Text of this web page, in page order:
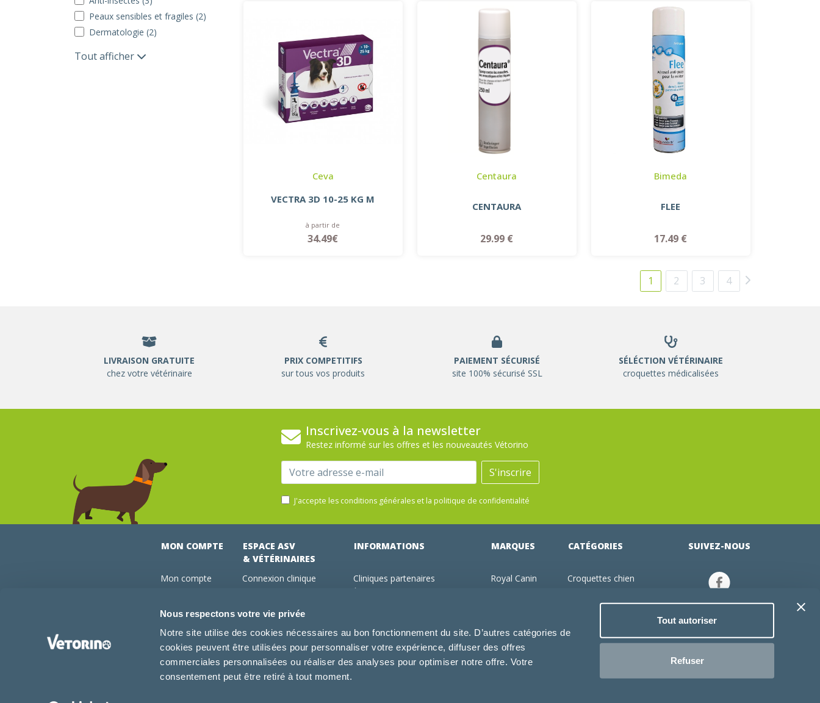
Nous respectons votre vie privée
Notre site utilise des cookies nécessaires au bon fonctionnement du site. D’autres catégories de
cookies peuvent être utilisées pour personnaliser votre expérience, diffuser des offres
commerciales personnalisées ou réaliser des analyses pour optimiser notre offre. Votre
consentement peut être retiré à tout moment.
Tout autoriser
Refuser
Peaux sensibles et fragiles (2)
Dermatologie (2)
Tout afficher
Ceva
VECTRA 3D 10-25 KG M
à partir de
34.49€
Centaura
CENTAURA
29.99 €
Bimeda
FLEE
17.49 €
1 2 3 4
LIVRAISON GRATUITE
chez votre vétérinaire
PRIX COMPETITIFS
sur tous vos produits
PAIEMENT SÉCURISÉ
site 100% sécurisé SSL
SÉLÉCTION VÉTÉRINAIRE
croquettes médicalisées
Inscrivez-vous à la newsletter
Restez informé sur les offres et les nouveautés Vétorino
Email S'inscrire
J'accepte les conditions générales et la politique de confidentialité
MON COMPTE
Mon compte
Conseils vétos
FAQ
ESPACE ASV
& VÉTÉRINAIRES
Connexion clinique
Devenir adhérent Vétorino
INFORMATIONS
Cliniques partenaires
Utilisation des cookies
Conditions générales d'utilisation
MARQUES
Royal Canin
Specific
Dechra
Tonivet
CATÉGORIES
Croquettes chien
Jouets chien
Produits vétérinaire chien
Jouets chat
SUIVEZ-NOUS